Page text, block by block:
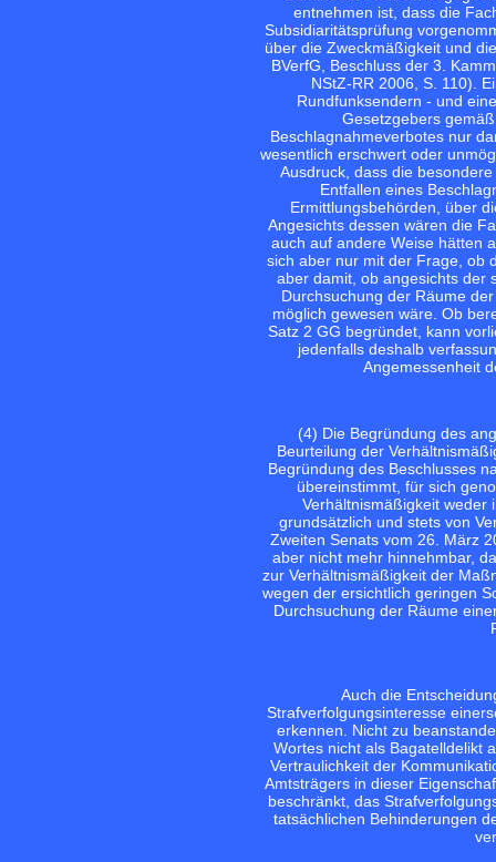
entnehmen ist, dass die
Subsidiaritätsprüfung
über die Zweckmäßigkeit und
BVerfG, Beschluss der 3.
NStZ-RR 2006, S. 110).
Rundfunksendern - und
Gesetzgebers
Beschlagnahmeverbotes nur
wesentlich erschwert oder
Ausdruck, dass die
Entfallen eines
Ermittlungsbehörden, über
Angesichts dessen wären die
auch auf andere Weise hätten
sich aber nur mit der Frage, ob
aber damit, ob angesichts der
Durchsuchung der Räume
möglich gewesen wäre. Ob
Satz 2 GG begründet, kann
jedenfalls deshalb
Angemessenheit
(4) Die Begründung des
Beurteilung der
Begründung des Beschlusses
übereinstimmt, für sich
Verhältnismäßigkeit weder
grundsätzlich und stets von
Zweiten Senats vom 26. März
aber nicht mehr hinnehmbar,
zur Verhältnismäßigkeit der
wegen der ersichtlich geringen
Durchsuchung der Räume
Auch die
Strafverfolgungsinteresse
erkennen. Nicht zu
Wortes nicht als Bagatelldelikt
Vertraulichkeit der
Amtsträgers in dieser
beschränkt, das
tatsächlichen Behinderungen